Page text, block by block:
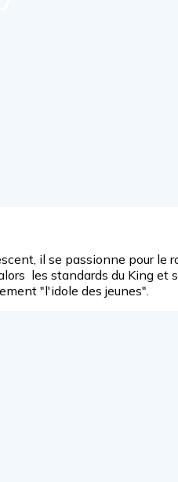
il se passionne pour le
les standards du King et
"l'idole des jeunes".